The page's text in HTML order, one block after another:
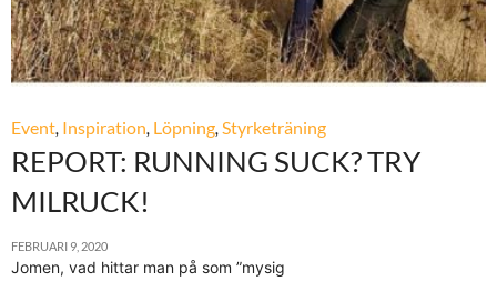
Event, Inspiration, Löpning,Styrketräning
REPORT: RUNNING SUCK? TRY
MILRUCK!
FEBRUARI 9, 2020
Jomen, vad hittar man på som ”mysig